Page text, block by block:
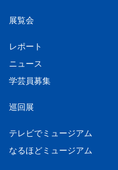
展覧会
レポート
ニュース
学芸員募集
巡回展
テレビでミュージアム
なるほどミュージアム